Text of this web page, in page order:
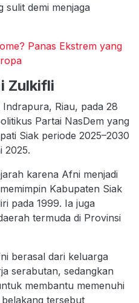
sulit demi menjaga
Panas Ekstrem yang
Zulkifli
Indrapura, Riau, pada 28
Partai NasDem yang
Siak periode 2025–2030
2025.
karena Afni menjadi
Kabupaten Siak
pada 1999. Ia juga
termuda di Provinsi
berasal dari keluarga
serabutan, sedangkan
membantu memenuhi
tersebut